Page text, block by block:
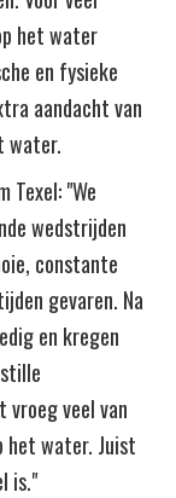
het water
en fysieke
aandacht van
water.
Texel:"We
wedstrijden
constante
gevaren. Na
en kregen
vroeg veel van
het water. Juist
is."